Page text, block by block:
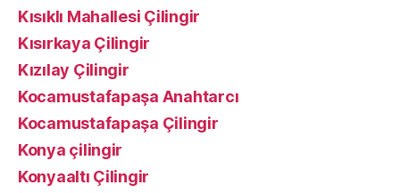
Kısıklı Mahallesi Çilingir
Kısırkaya Çilingir
Kızılay Çilingir
Kocamustafapaşa Anahtarcı
Kocamustafapaşa Çilingir
Konya çilingir
Konyaaltı Çilingir